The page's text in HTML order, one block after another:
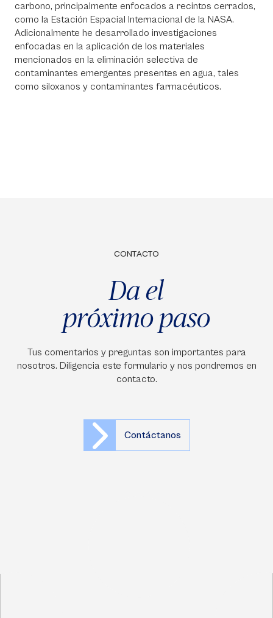
carbono, principalmente enfocados a recintos cerrados,
como la Estación Espacial Internacional de la NASA.
Adicionalmente he desarrollado investigaciones
enfocadas en la aplicación de los materiales
mencionados en la eliminación selectiva de
contaminantes emergentes presentes en agua, tales
como siloxanos y contaminantes farmacéuticos.
CONTACTO
Da el
próximo paso
Tus comentarios y preguntas son importantes para
nosotros. Diligencia este formulario y nos pondremos en
contacto.
Contáctanos